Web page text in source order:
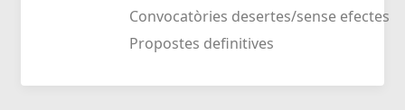
Convocatòries desertes/sense efectes
Propostes definitives